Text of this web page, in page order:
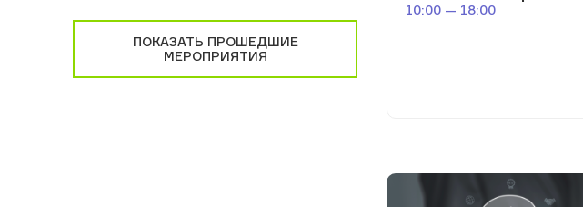
ПОКАЗАТЬ ПРОШЕДШИЕ
МЕРОПРИЯТИЯ
10:00 — 18:00